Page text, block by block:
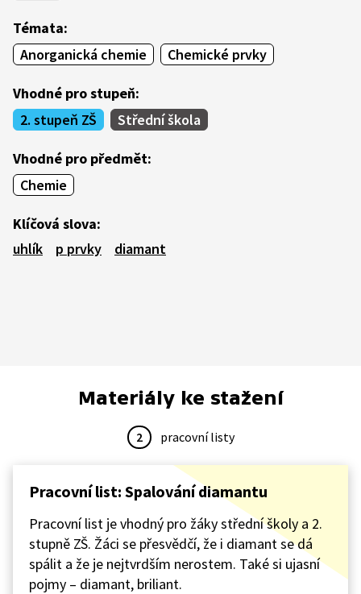
Témata:
Anorganická chemie
Chemické prvky
Vhodné pro stupeň:
2. stupeň ZŠ
Střední škola
Vhodné pro předmět:
Chemie
Klíčová slova:
uhlík
p prvky diamant
Materiály ke stažení
2 pracovní listy
Pracovní list: Spalování diamantu
Pracovní list je vhodný pro žáky střední školy a 2.
stupně ZŠ. Žáci se přesvědčí, že i diamant se dá
spálit a že je nejtvrdším nerostem. Také si ujasní
pojmy – diamant, briliant.